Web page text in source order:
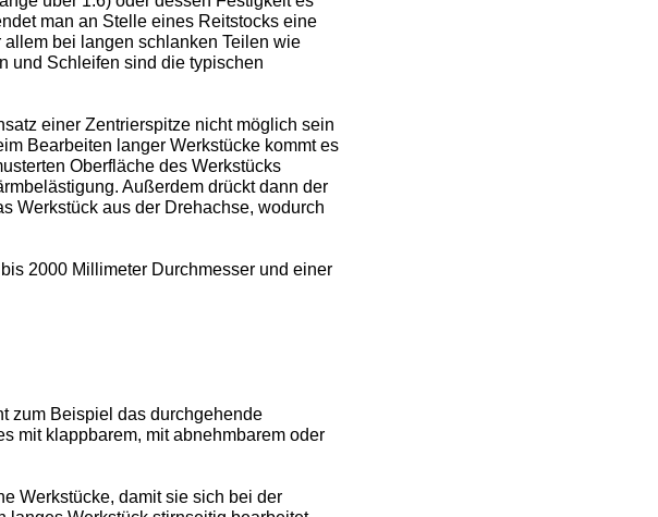
man an Stelle eines Reitstocks eine
bei langen schlanken Teilen wie
und Schleifen sind die typischen
einer Zentrierspitze nicht möglich sein
Bearbeiten langer Werkstücke kommt es
Oberfläche des Werkstücks
Außerdem drückt dann der
Werkstück aus der Drehachse, wodurch
2000 Millimeter Durchmesser und einer
zum Beispiel das durchgehende
mit klappbarem, mit abnehmbarem oder
Werkstücke, damit sie sich bei der